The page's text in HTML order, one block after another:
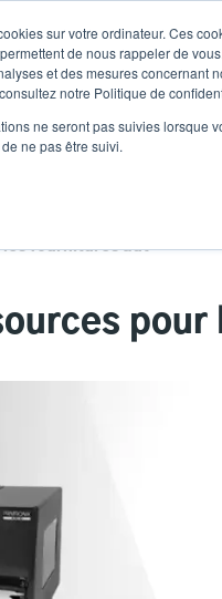
sur votre ordinateur. Ces
de nous rappeler de
et des mesures concernant
notre Politique de
ne seront pas suivies lorsque
ne pas être suivi.
Bibliothèque de ressources pour les fournitures authentiques